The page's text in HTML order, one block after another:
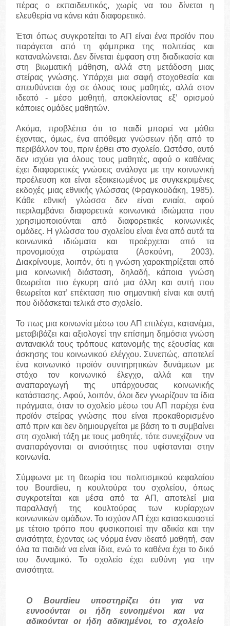
πέρας ο εκπαιδευτικός, χωρίς να του δίνεται η
ελευθερία να κάνει κάτι διαφορετικό.
Έτσι όπως συγκροτείται το ΑΠ είναι ένα προϊόν που
παράγεται από τη φάμπρικα της πολιτείας και
καταναλώνεται. Δεν δίνεται έμφαση στη διαδικασία και
στη βιωματική μάθηση, αλλά στη μετάδοση μιας
στείρας γνώσης. Υπάρχει μια σαφή στοχοθεσία και
απευθύνεται όχι σε όλους τους μαθητές, αλλά στον
ιδεατό - μέσο μαθητή, αποκλείοντας εξ’ ορισμού
κάποιες ομάδες μαθητών.
Ακόμα, προβλέπει ότι το παιδί μπορεί να μάθει
έχοντας, όμως, ένα απόθεμα γνώσεων ήδη από το
περιβάλλον του, πριν έρθει στο σχολείο. Ωστόσο, αυτό
δεν ισχύει για όλους τους μαθητές, αφού ο καθένας
έχει διαφορετικές γνώσεις ανάλογα με την κοινωνική
προέλευση και είναι εξοικειωμένος με συγκεκριμένες
εκδοχές μιας εθνικής γλώσσας (Φραγκουδάκη, 1985).
Κάθε εθνική γλώσσα δεν είναι ενιαία, αφού
περιλαμβάνει διαφορετικά κοινωνικά ιδιώματα που
χρησιμοποιούνται από διαφορετικές κοινωνικές
ομάδες. Η γλώσσα του σχολείου είναι ένα από αυτά τα
κοινωνικά ιδιώματα και προέρχεται από τα
προνομιούχα στρώματα (Ασκούνη, 2003).
Διακρίνουμε, λοιπόν, ότι η γνώση χαρακτηρίζεται από
μια κοινωνική διάσταση, δηλαδή, κάποια γνώση
θεωρείται πιο έγκυρη από μια άλλη και αυτή που
θεωρείται κατ’ επέκταση πιο σημαντική είναι και αυτή
που διδάσκεται τελικά στο σχολείο.
Το πως μια κοινωνία μέσω του ΑΠ επιλέγει, κατανέμει,
μεταβιβάζει και αξιολογεί την επίσημη δημόσια γνώση
αντανακλά τους τρόπους κατανομής της εξουσίας και
άσκησης του κοινωνικού ελέγχου. Συνεπώς, αποτελεί
ένα κοινωνικό προϊόν συντηρητικών δυνάμεων με
στόχο τον κοινωνικό έλεγχο, αλλά και την
αναπαραγωγή της υπάρχουσας κοινωνικής
κατάστασης. Αφού, λοιπόν, όλοι δεν γνωρίζουν τα ίδια
πράγματα, όταν το σχολείο μέσω του ΑΠ παρέχει ένα
προϊόν στείρας γνώσης που είναι προκαθορισμένο
από πριν και δεν δημιουργείται με βάση το τι συμβαίνει
στη σχολική τάξη με τους μαθητές, τότε συνεχίζουν να
αναπαράγονται οι ανισότητες που υφίστανται στην
κοινωνία.
Σύμφωνα με τη θεωρία του πολιτισμικού κεφαλαίου
του Bourdieu, η κουλτούρα του σχολείου, όπως
συγκροτείται και μέσα από τα ΑΠ, αποτελεί μια
παραλλαγή της κουλτούρας των κυρίαρχων
κοινωνικών ομάδων. Το ισχύον ΑΠ έχει κατασκευαστεί
με τέτοιο τρόπο που φυσικοποιεί την αδικία και την
ανισότητα, έχοντας ως νόρμα έναν ιδεατό μαθητή, σαν
όλα τα παιδιά να είναι ίδια, ενώ το καθένα έχει το δικό
του δυναμικό. Το σχολείο έχει ευθύνη για την
ανισότητα.
Ο Bourdieu υποστηρίζει ότι για να
ευνοούνται οι ήδη ευνοημένοι και να
αδικούνται οι ήδη αδικημένοι, το σχολείο